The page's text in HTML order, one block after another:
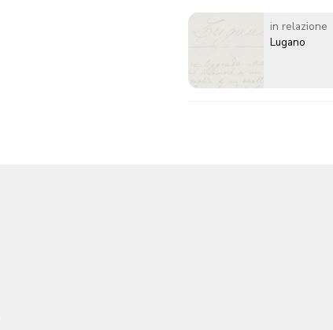
in relazione
Lugano